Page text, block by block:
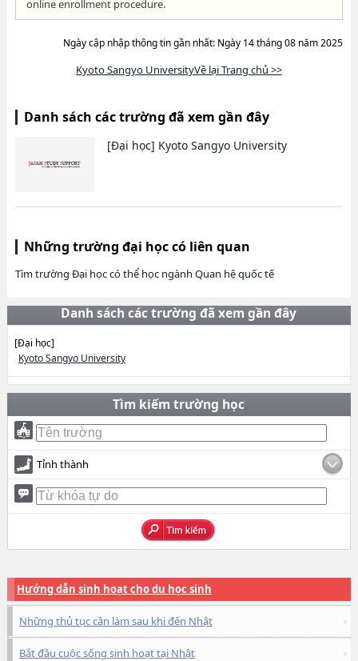
online enrollment procedure.
Ngày cập nhập thông tin gần nhất: Ngày 14 tháng 08 năm 2025
Kyoto Sangyo UniversityVề lại Trang chủ >>
Danh sách các trường đã xem gần đây
[Đại học] Kyoto Sangyo University
Những trường đại học có liên quan
Tìm trường Đại học có thể học ngành Quan hệ quốc tế
Danh sách các trường đã xem gần đây
[Đại học]
Kyoto Sangyo University
Tìm kiếm trường học
Tỉnh thành
Hướng dẫn sinh hoạt cho du học sinh
Những thủ tục cần làm sau khi đến Nhật
Bắt đầu cuộc sống sinh hoạt tại Nhật